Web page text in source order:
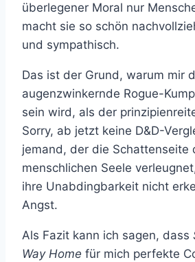
überlegener Moral nur
macht sie so schön
und sympathisch.
Das ist der Grund, warum mir
augenzwinkernde Rogue-
sein wird, als der
Sorry, ab jetzt keine D&D-
jemand, der die Schattenseite
menschlichen Seele
ihre Unabdingbarkeit nicht
Angst.
Als Fazit kann ich sagen, dass
Way Home für mich perfekte